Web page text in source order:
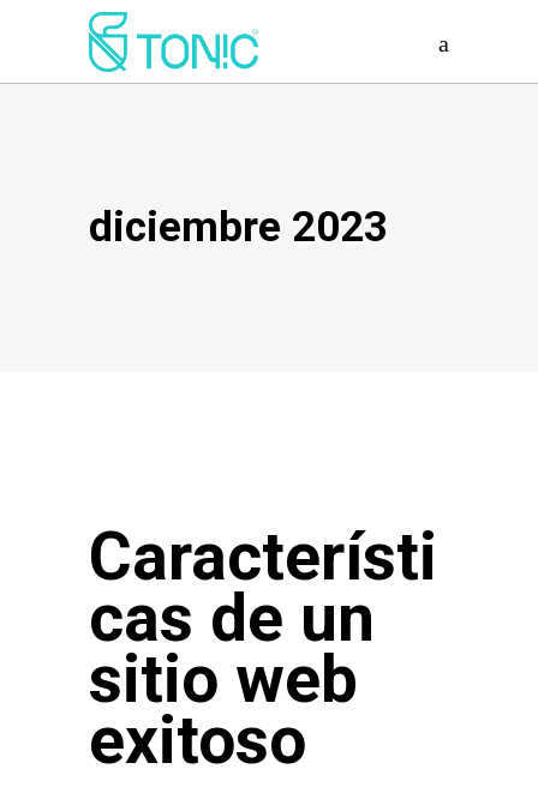
diciembre 2023
Característi
cas de un
sitio web
exitoso